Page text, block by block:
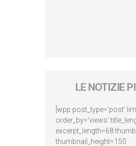
LE NOTIZIE
[wpp post_type='post'
order_by='views'
excerpt_length=68
thumbnail_height=150